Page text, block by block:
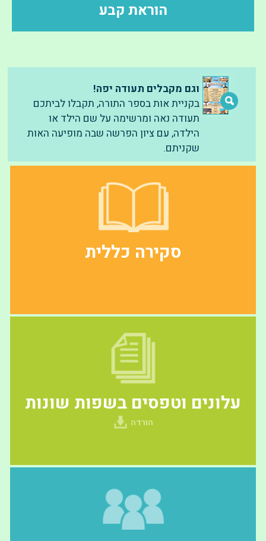
הוראת קבע
וגם מקבלים תעודה יפה!
בקניית אות בספר התורה, תקבלו לביתכם
תעודה נאה ומרשימה על שם הילד או
הילדה, עם ציון הפרשה שבה מופיעה האות
שקניתם.
סקירה כללית
עלונים וטפסים בשפות שונות
הורדה